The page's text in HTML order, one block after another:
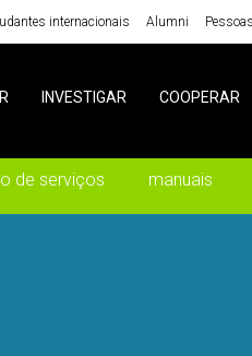
internacionais Alumni
INVESTIGAR COOPERAR
de serviços manuais